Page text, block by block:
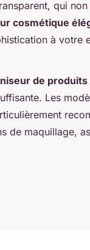
qui non
cosmétique
à votre
de produits
Les
de maquillage,